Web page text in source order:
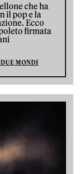
che ha
il pop e la
Ecco
firmata
MONDI